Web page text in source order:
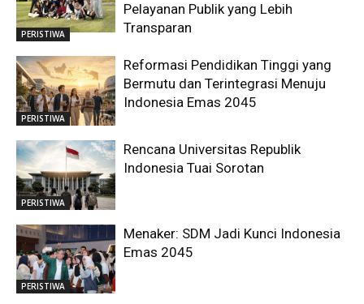
PERISTIWA
Pelayanan Publik yang Lebih
Transparan
PERISTIWA
Reformasi Pendidikan Tinggi yang
Bermutu dan Terintegrasi Menuju
Indonesia Emas 2045
PERISTIWA
Rencana Universitas Republik
Indonesia Tuai Sorotan
PERISTIWA
Menaker: SDM Jadi Kunci Indonesia
Emas 2045